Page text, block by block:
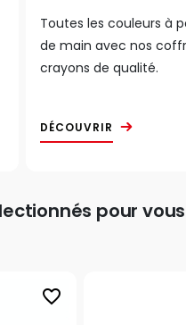
Toutes les couleurs à
de main avec nos
crayons de qualité.
DÉCOUVRIR
pour vous
favorite_border